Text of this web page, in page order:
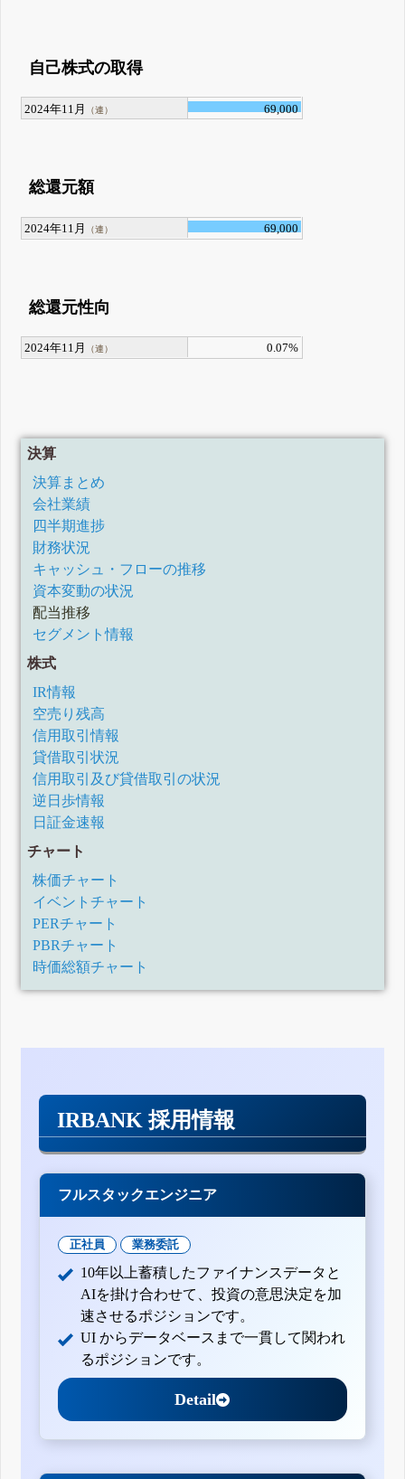
自己株式の取得
2024年11月 （連） 69,000
総還元額
2024年11月 （連） 69,000
総還元性向
2024年11月 （連） 0.07%
決算
決算まとめ
会社業績
四半期進捗
財務状況
キャッシュ・フローの推移
資本変動の状況
配当推移
セグメント情報
株式
IR情報
空売り残高
信用取引情報
貸借取引状況
信用取引及び貸借取引の状況
逆日歩情報
日証金速報
チャート
株価チャート
イベントチャート
PERチャート
PBRチャート
時価総額チャート
IRBANK 採用情報
フルスタックエンジニア
正社員 業務委託
10年以上蓄積したファイナンスデータと
AIを掛け合わせて、投資の意思決定を加
速させるポジションです。
UI からデータベースまで一貫して関われ
るポジションです。
Detail